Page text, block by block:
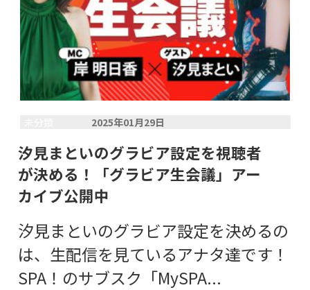
2025年01月29日
汐見まといのグラビア設定を視聴者
が決める！「グラビア生会議」アー
カイブ公開中
汐見まといのグラビア設定を決めるの
は、生配信を見ているアナタ達です！
SPA！のサブスク「MySPA...